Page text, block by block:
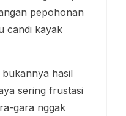
pepohonan
candi kayak
hasil
sering frustasi
gara nggak